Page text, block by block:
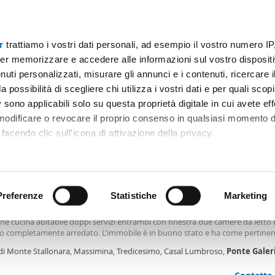
trattiamo i vostri dati personali, ad esempio il vostro numero
memorizzare e accedere alle informazioni sul vostro
personalizzati, misurare gli annunci e i contenuti, ricercare
possibilità di scegliere chi utilizza i vostri dati e per quali
applicabili solo su questa proprietà digitale in cui avete
o revocare il proprio consenso in qualsiasi momento
clic sull'icona di attivazione della privacy.
scansionandolo attivamente alla ricerca di caratteristiche
elaborati i tuoi dati personali e imposta le tue preferenze
ritirare il tuo consenso in qualsiasi momento dalla
contenuti ed annunci, per fornire funzionalità dei
Statistiche Marketing
Prezzo Superficie Locali Più filtri - 2
affitto box ponte galeria roma Roma
Ordine Mioaffitto
2
arredato con terrazzo Massimina, tredicesimo, casal
cucina abitabile doppi servizi entrambi con finestra due camere da letto
completamente arredato. L’immobile è in buono stato e ha come
in breve tempo necessita della disponibilità di auto perché i servizi non
Monte Stallonara, Massimina, Tredicesimo, Casal Lumbroso, Ponte